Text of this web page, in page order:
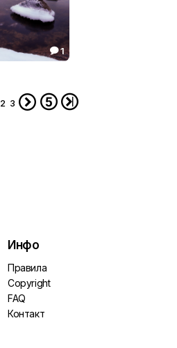
 1
2 3   
Инфо
Правила
Copyright
FAQ
Контакт